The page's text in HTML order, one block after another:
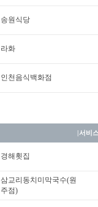
송원식당
라화
인천음식백화점
|서비
경해횟집
삼교리동치미막국수(원
주점)